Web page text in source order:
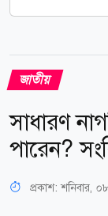
জাতীয়
সাধারণ
পারেন?
প্রকাশ:শনিবার,